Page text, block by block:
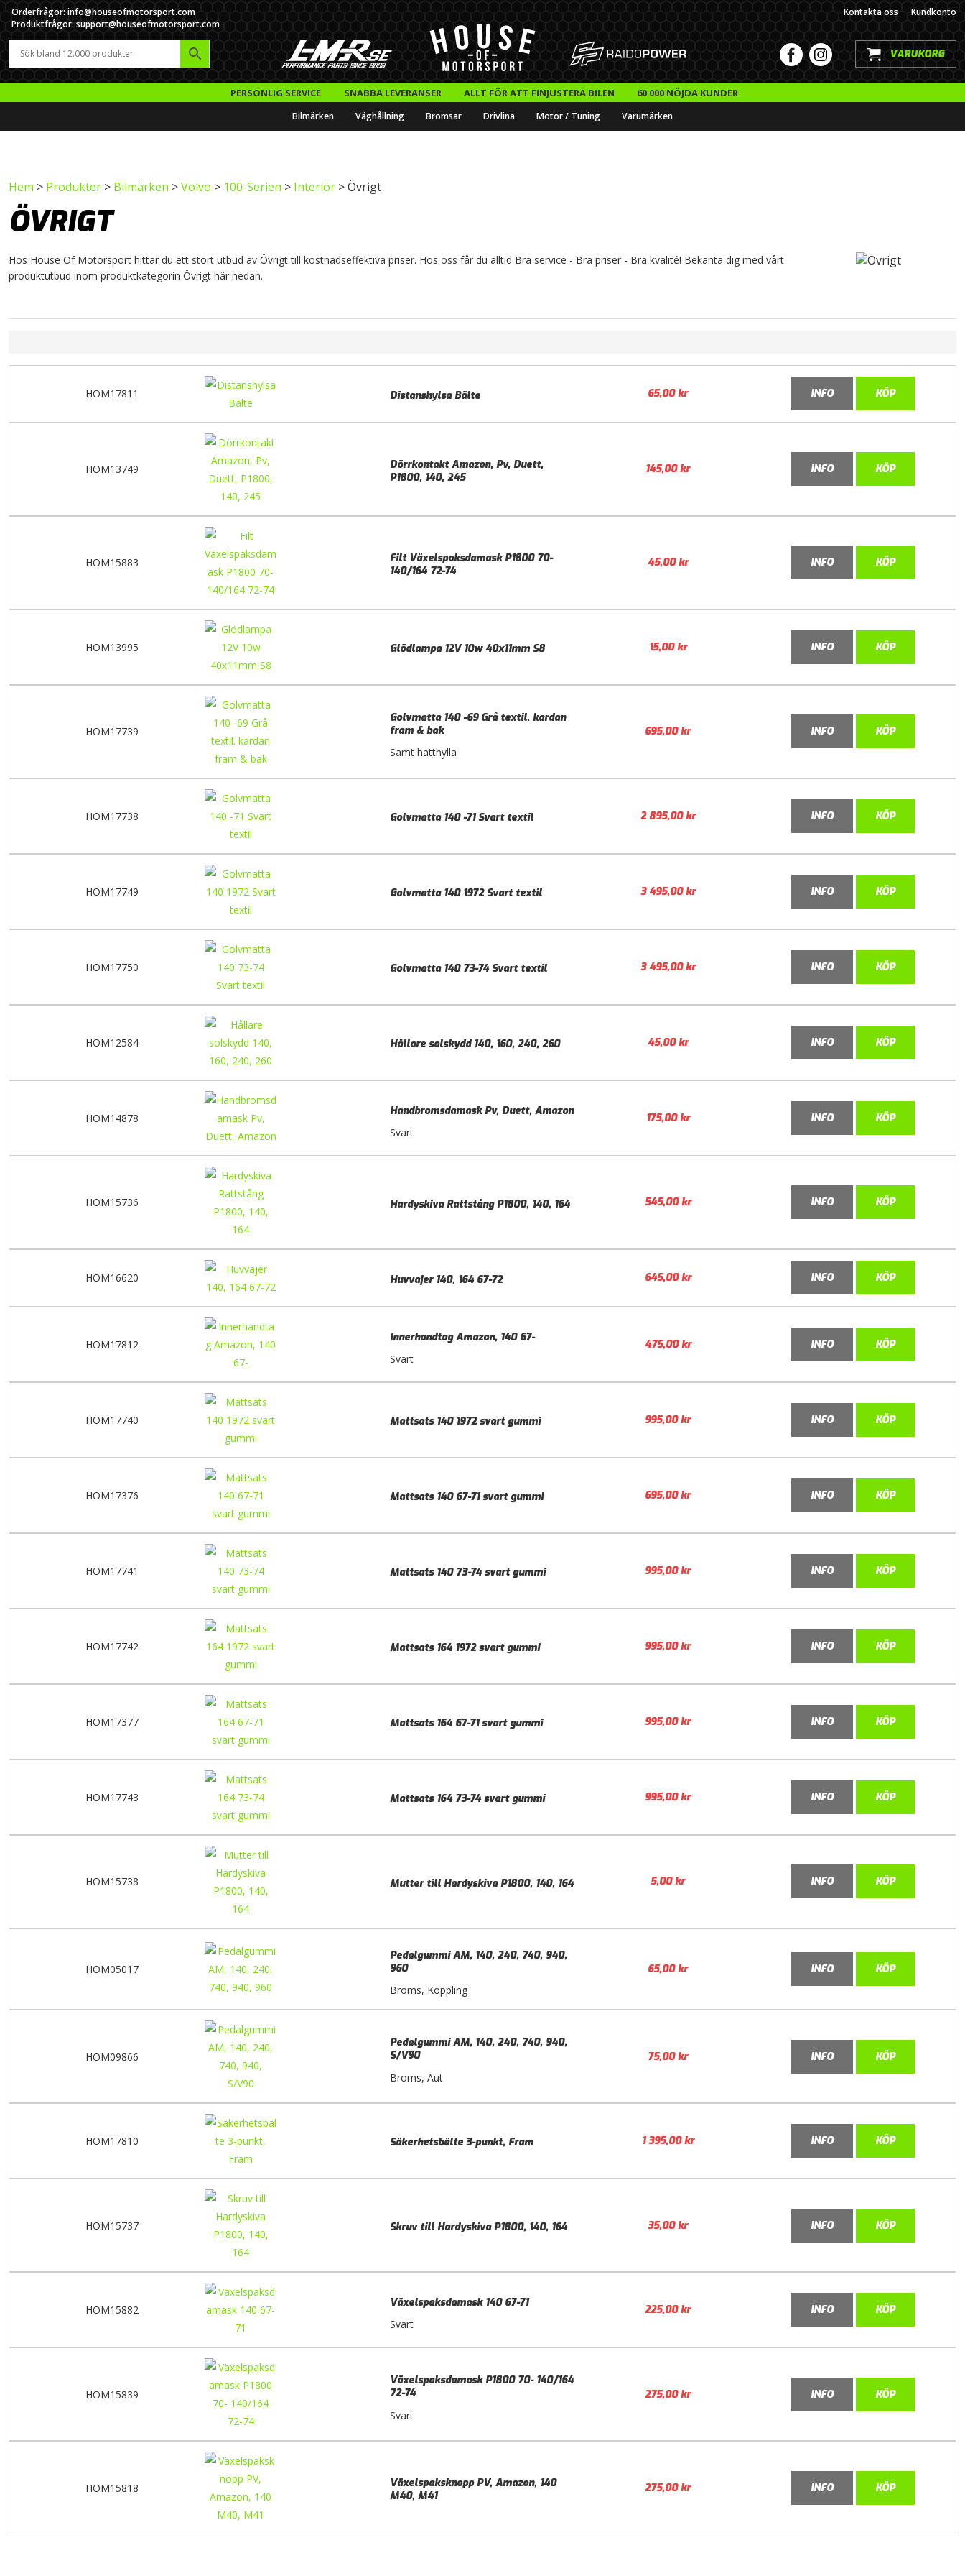
Orderfrågor: info@houseofmotorsport.com
Produktfrågor: support@houseofmotorsport.com
Kontakta oss Kundkonto
VARUKORG
PERSONLIG SERVICE SNABBA LEVERANSER ALLT FÖR ATT FINJUSTERA BILEN 60 000 NÖJDA KUNDER
Bilmärken Väghållning Bromsar Drivlina Motor / Tuning Varumärken
Hem > Produkter > Bilmärken >Volvo > 100-Serien > Interiör > Övrigt
ÖVRIGT
Hos House Of Motorsport hittar du ett stort utbud av Övrigt till kostnadseffektiva priser. Hos oss får du alltid Bra service - Bra priser - Bra kvalité! Bekanta dig med vårt
produktutbud inom produktkategorin Övrigt här nedan.
HOM17811 Distanshylsa Bälte 65,00kr INFO KÖP
HOM13749
Dörrkontakt Amazon, Pv, Duett,
P1800, 140, 245
145,00kr INFO KÖP
HOM15883
Filt Växelspaksdamask P1800 70-
140/164 72-74
45,00kr INFO KÖP
HOM13995 Glödlampa 12V 10w 40x11mm S8 15,00kr INFO KÖP
HOM17739
Golvmatta 140 -69 Grå textil. kardan
fram & bak
Samt hatthylla
695,00kr INFO KÖP
HOM17738 Golvmatta 140 -71 Svart textil 2 895,00kr INFO KÖP
HOM17749 Golvmatta 140 1972 Svart textil 3 495,00kr INFO KÖP
HOM17750 Golvmatta 140 73-74 Svart textil 3 495,00kr INFO KÖP
HOM12584 Hållare solskydd 140, 160, 240, 260 45,00kr INFO KÖP
HOM14878
Handbromsdamask Pv, Duett, Amazon
Svart
175,00kr INFO KÖP
HOM15736 Hardyskiva Rattstång P1800, 140, 164 545,00kr INFO KÖP
HOM16620 Huvvajer 140, 164 67-72 645,00kr INFO KÖP
HOM17812
Innerhandtag Amazon, 140 67-
Svart
475,00kr INFO KÖP
HOM17740 Mattsats 140 1972 svart gummi 995,00kr INFO KÖP
HOM17376 Mattsats 140 67-71 svart gummi 695,00kr INFO KÖP
HOM17741 Mattsats 140 73-74 svart gummi 995,00kr INFO KÖP
HOM17742 Mattsats 164 1972 svart gummi 995,00kr INFO KÖP
HOM17377 Mattsats 164 67-71 svart gummi 995,00kr INFO KÖP
HOM17743 Mattsats 164 73-74 svart gummi 995,00kr INFO KÖP
HOM15738 Mutter till Hardyskiva P1800, 140, 164 5,00kr INFO KÖP
HOM05017
Pedalgummi AM, 140, 240, 740, 940,
960
Broms, Koppling
65,00kr INFO KÖP
HOM09866
Pedalgummi AM, 140, 240, 740, 940,
S/V90
Broms, Aut
75,00kr INFO KÖP
HOM17810 Säkerhetsbälte 3-punkt, Fram 1 395,00kr INFO KÖP
HOM15737 Skruv till Hardyskiva P1800, 140, 164 35,00kr INFO KÖP
HOM15882
Växelspaksdamask 140 67-71
Svart
225,00kr INFO KÖP
HOM15839
Växelspaksdamask P1800 70- 140/164
72-74
Svart
275,00kr INFO KÖP
HOM15818
Växelspaksknopp PV, Amazon, 140
M40, M41
275,00kr INFO KÖP